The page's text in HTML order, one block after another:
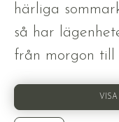
härliga
så har
från morgon till